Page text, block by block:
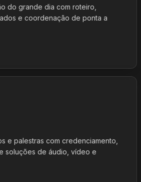
do grande dia com roteiro,
e coordenação de ponta a
e palestras com credenciamento,
soluções de áudio, vídeo e